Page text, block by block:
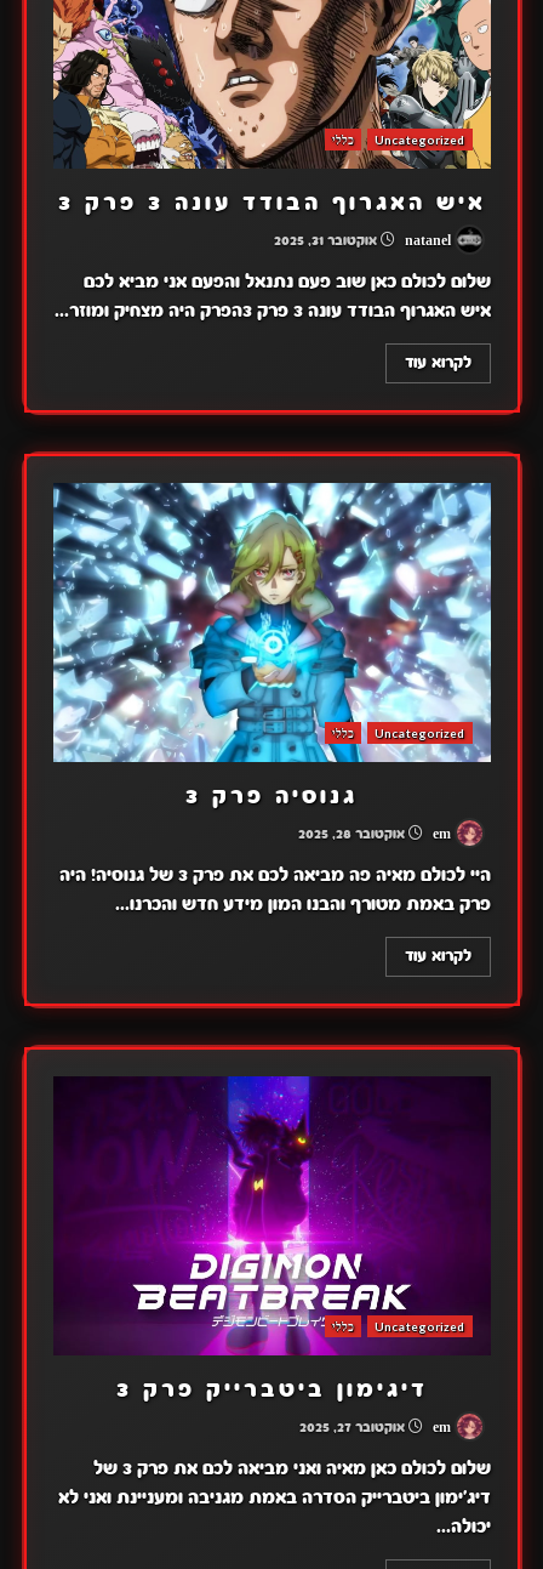
Uncategorized כללי
איש האגרוף הבודד עונה 3 פרק 3
אוקטובר 31, 2025
שלום לכולם כאן שוב פעם נתנאל והפעם אני מביא לכם
איש האגרוף הבודד עונה 3 פרק 3הפרק היה מצחיק ומוזר...
לקרוא עוד
Uncategorized כללי
גנוסיה פרק 3
em אוקטובר 28, 2025
היי לכולם מאיה פה מביאה לכם את פרק 3 של גנוסיה! היה
פרק באמת מטורף והבנו המון מידע חדש והכרנו...
לקרוא עוד
Uncategorized כללי
דיגימון ביטברייק פרק 3
em אוקטובר 27, 2025
שלום לכולם כאן מאיה ואני מביאה לכם את פרק 3 של
דיג'ימון ביטברייק הסדרה באמת מגניבה ומעניינת ואני לא
יכולה...